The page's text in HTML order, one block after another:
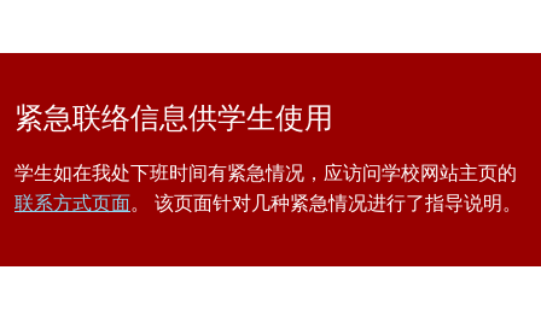
紧急联络信息供学生使用
学生如在我处下班时间有紧急情况，应访问学校网站主页的
联系方式页面。 该页面针对几种紧急情况进行了指导说明。